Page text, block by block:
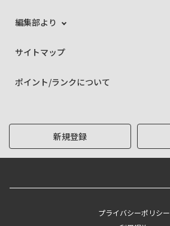
編集部より
サイトマップ
ポイント/ランクについて
新規登録
プライバシーポリシー